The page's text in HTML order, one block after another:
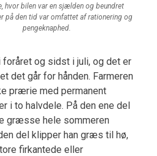
hvor bilen var en sjælden og beundret
på den tid var omfattet af rationering og
pengeknaphed.
og sidst i juli, og det er
det går for hånden. Farmeren
prærie med permanent
i to halvdele. På den ene del
græsse hele sommeren
del klipper han græs til hø,
firkantede eller